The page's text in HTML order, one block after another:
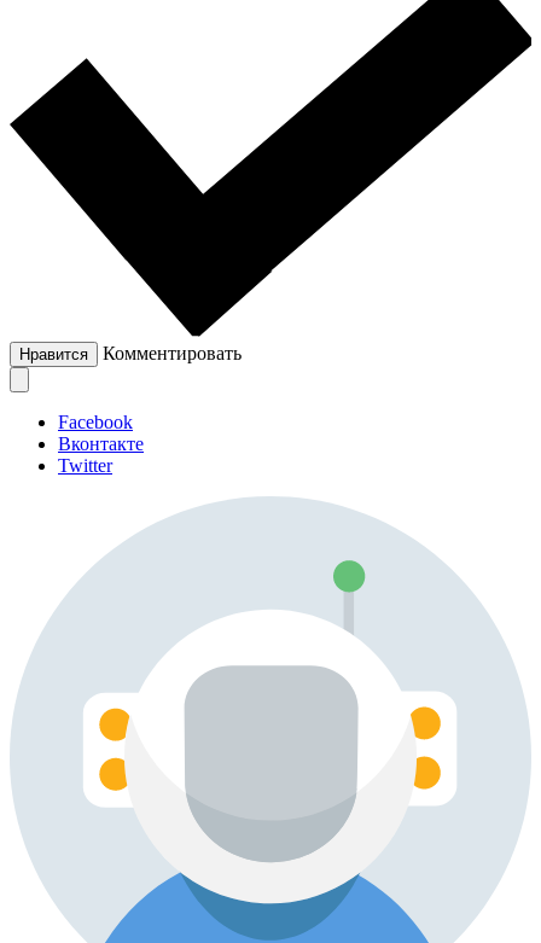
Нравится Комментировать
Facebook
Вконтакте
Twitter